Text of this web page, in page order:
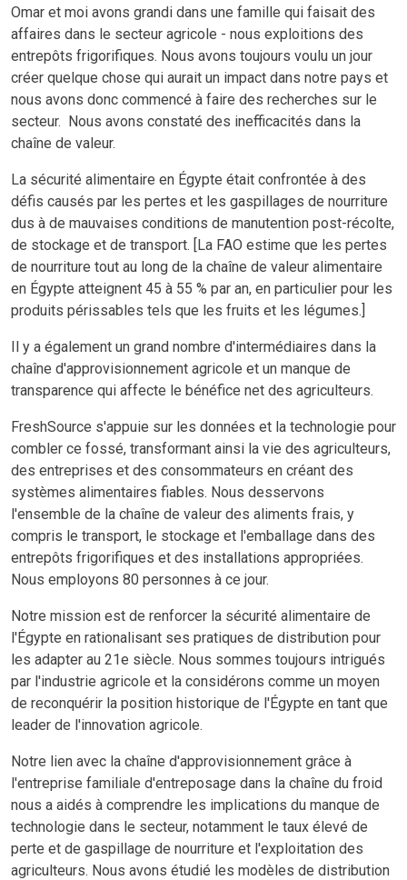
Omar et moi avons grandi dans une famille qui faisait des
affaires dans le secteur agricole - nous exploitions des
entrepôts frigorifiques. Nous avons toujours voulu un jour
créer quelque chose qui aurait un impact dans notre pays et
nous avons donc commencé à faire des recherches sur le
secteur. Nous avons constaté des inefficacités dans la
chaîne de valeur.
La sécurité alimentaire en Égypte était confrontée à des
défis causés par les pertes et les gaspillages de nourriture
dus à de mauvaises conditions de manutention post-récolte,
de stockage et de transport. [La FAO estime que les pertes
de nourriture tout au long de la chaîne de valeur alimentaire
en Égypte atteignent 45 à 55 % par an, en particulier pour les
produits périssables tels que les fruits et les légumes.]
Il y a également un grand nombre d'intermédiaires dans la
chaîne d'approvisionnement agricole et un manque de
transparence qui affecte le bénéfice net des agriculteurs.
FreshSource s'appuie sur les données et la technologie pour
combler ce fossé, transformant ainsi la vie des agriculteurs,
des entreprises et des consommateurs en créant des
systèmes alimentaires fiables. Nous desservons
l'ensemble de la chaîne de valeur des aliments frais, y
compris le transport, le stockage et l'emballage dans des
entrepôts frigorifiques et des installations appropriées.
Nous employons 80 personnes à ce jour.
Notre mission est de renforcer la sécurité alimentaire de
l'Égypte en rationalisant ses pratiques de distribution pour
les adapter au 21e siècle. Nous sommes toujours intrigués
par l'industrie agricole et la considérons comme un moyen
de reconquérir la position historique de l'Égypte en tant que
leader de l'innovation agricole.
Notre lien avec la chaîne d'approvisionnement grâce à
l'entreprise familiale d'entreposage dans la chaîne du froid
nous a aidés à comprendre les implications du manque de
technologie dans le secteur, notamment le taux élevé de
perte et de gaspillage de nourriture et l'exploitation des
agriculteurs. Nous avons étudié les modèles de distribution